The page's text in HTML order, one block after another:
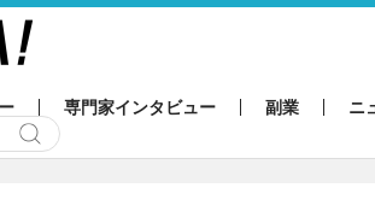
専門家インタビュー 副業 ニ